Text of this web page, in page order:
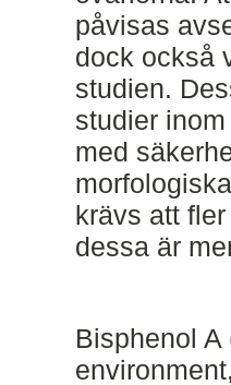
påvisas
dock också
studien.
studier
med
krävs att
dessa är
Bisphenol